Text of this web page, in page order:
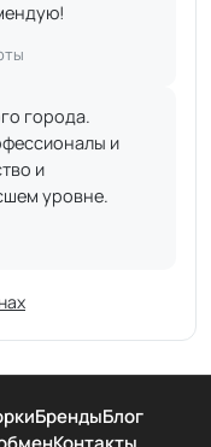
города.
и
и
уровне.
БрендыБлог